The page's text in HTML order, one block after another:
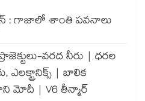
: గాజాలో శాంతి పవనాలు
వరద నీరు | ధరల
ఎలక్ట్రానిక్స్ | బాలిక
మోదీ | V6 తీన్మార్